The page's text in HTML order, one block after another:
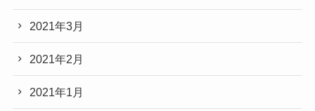
2021年3月
2021年2月
2021年1月